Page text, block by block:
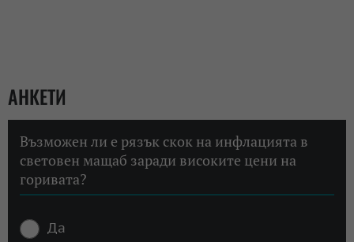
АНКЕТИ
Възможен ли е рязък скок на инфлацията в
световен мащаб заради високите цени на
горивата?
Да